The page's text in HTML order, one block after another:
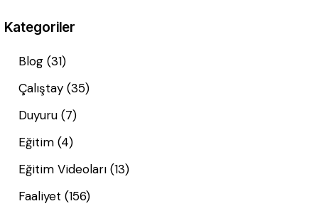
Kategoriler
Blog (31)
Çalıştay (35)
Duyuru (7)
Eğitim (4)
Eğitim Videoları (13)
Faaliyet (156)